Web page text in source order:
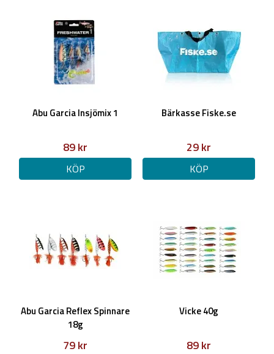
Abu Garcia Insjömix 1
89 kr
KÖP
Bärkasse Fiske.se
29 kr
KÖP
Abu Garcia Reflex Spinnare
18g
79 kr
Vicke 40g
89 kr